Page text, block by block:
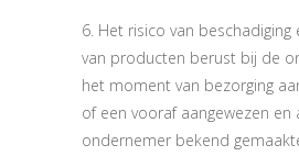
6. Het risico van beschadiging
van producten berust bij de
het moment van bezorging
of een vooraf aangewezen en
ondernemer bekend